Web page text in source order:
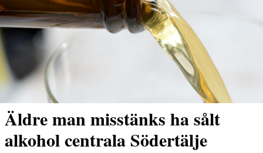
Äldre man misstänks ha sålt
alkohol centrala Södertälje